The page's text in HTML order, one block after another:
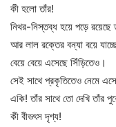
কী হলো তাঁর!
নিথর-নিস্তব্ধ হয়ে পড়ে রয়েছে
আর লাল রক্তের বন্যা বয়ে
বেয়ে বেয়ে এসেছে সিঁড়িতেও।
সেই সাথে প্রকৃতিতেও নেমে
একি! তাঁর সাথে তো দেখি তাঁর
কী বীভৎস দৃশ্য!